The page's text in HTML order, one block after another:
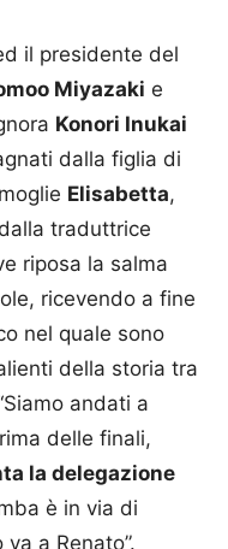
il presidente del
Miyazaki e
Konori Inukai
dalla figlia di
Elisabetta,
traduttrice
riposa la salma
ricevendo a fine
nel quale sono
della storia tra
andati a
delle finali,
la delegazione
è in via di
a Renato”.